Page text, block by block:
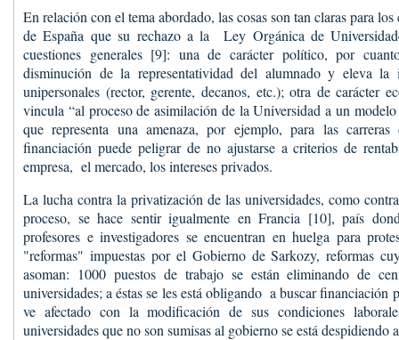
En relación con el tema abordado, las cosas son tan claras para
de España que su rechazo a la Ley Orgánica de
cuestiones generales [9]: una de carácter político, por
disminución de la representatividad del alumnado y eleva la
unipersonales (rector, gerente, decanos, etc.); otra de carácter
vincula “al proceso de asimilación de la Universidad a un
que representa una amenaza, por ejemplo, para las carreras
financiación puede peligrar de no ajustarse a criterios de
empresa, el mercado, los intereses privados.
La lucha contra la privatización de las universidades, como
proceso, se hace sentir igualmente en Francia [10], país
profesores e investigadores se encuentran en huelga para
"reformas" impuestas por el Gobierno de Sarkozy, reformas
asoman: 1000 puestos de trabajo se están eliminando de
universidades; a éstas se les está obligando a buscar financiación
ve afectado con la modificación de sus condiciones
universidades que no son sumisas al gobierno se está